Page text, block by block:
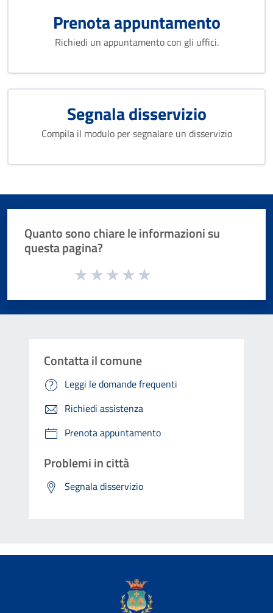
Prenota appuntamento
Richiedi un appuntamento con gli uffici.
Segnala disservizio
Compila il modulo per segnalare un disservizio
Quanto sono chiare le informazioni su
questa pagina?
Valuta da 1 a 5 stelle la pagina
Contatta il comune
Leggi le domande frequenti
Richiedi assistenza
Prenota appuntamento
Problemi in città
Segnala disservizio